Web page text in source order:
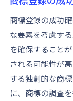
商標登録の成功
な要素を考慮す
を確保すること
される可能性が
する独創的な商
に、商標の調査